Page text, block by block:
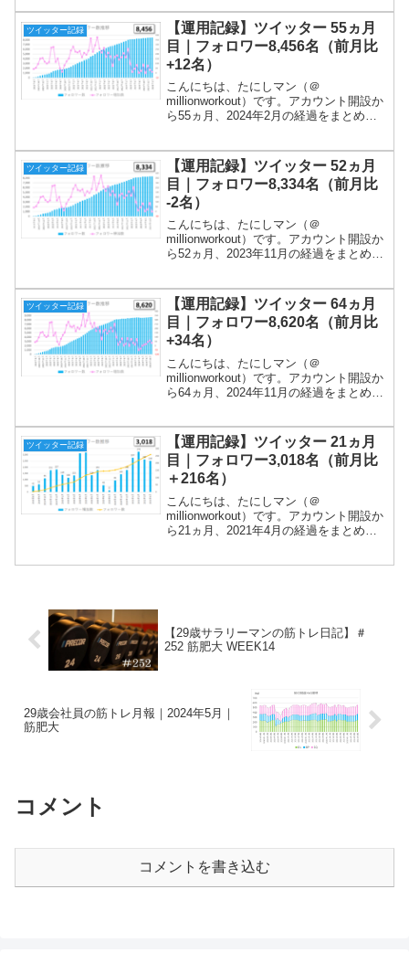
ツイッター記録
【運用記録】ツイッター 55ヵ月
目｜フォロワー8,456名（前月比
+12名）
こんにちは、たにしマン（＠
millionworkout）です。アカウント開設か
ら55ヵ月、2024年2月の経過をまとめま
の挨拶、②投信残高、③日記（筋トレ動
画）で...
ツイッター記録
【運用記録】ツイッター 52ヵ月
目｜フォロワー8,334名（前月比
-2名）
こんにちは、たにしマン（＠
millionworkout）です。アカウント開設か
ら52ヵ月、2023年11月の経過をまとめま
容は、①朝の挨拶、②投信残高、③日記
（筋...
ツイッター記録
【運用記録】ツイッター 64ヵ月
目｜フォロワー8,620名（前月比
+34名）
こんにちは、たにしマン（＠
millionworkout）です。アカウント開設か
ら64ヵ月、2024年11月の経過をまとめま
③日記（筋トレ動画）です。メインは③
で、本文に...
ツイッター記録
【運用記録】ツイッター 21ヵ月
目｜フォロワー3,018名（前月比
＋216名）
こんにちは、たにしマン（＠
millionworkout）です。アカウント開設か
ら21ヵ月、2021年4月の経過をまとめま
【29歳サラリーマンの筋トレ日記】＃
252 筋肥大 WEEK14
29歳会社員の筋トレ月報｜2024年5月｜
筋肥大
コメント
コメントを書き込む